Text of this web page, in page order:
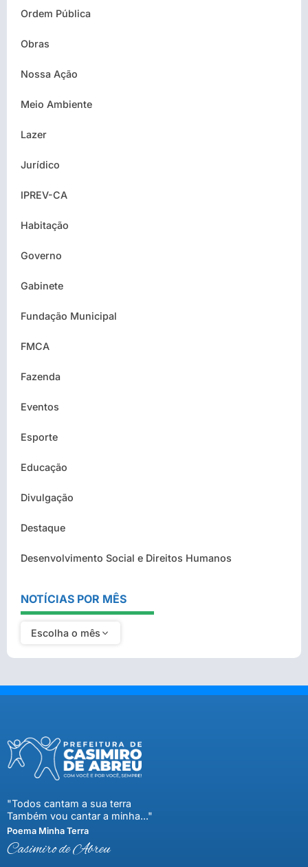
Ordem Pública
Obras
Nossa Ação
Meio Ambiente
Lazer
Jurídico
IPREV-CA
Habitação
Governo
Gabinete
Fundação Municipal
FMCA
Fazenda
Eventos
Esporte
Educação
Divulgação
Destaque
Desenvolvimento Social e Direitos Humanos
NOTÍCIAS POR MÊS
Escolha o mês
"Todos cantam a sua terra
Também vou cantar a minha..."
Poema Minha Terra
Casimiro de Abreu